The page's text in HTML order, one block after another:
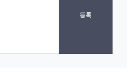
등록